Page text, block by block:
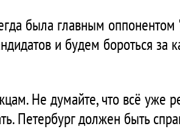
была главным оппонентом
и будем бороться за
Не думайте, что всё уже
Петербург должен быть